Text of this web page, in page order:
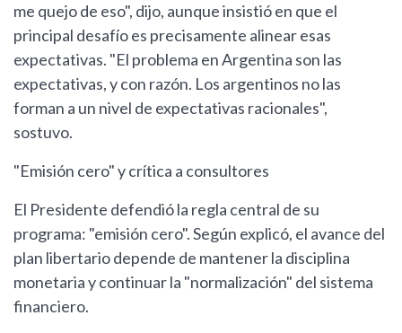
me quejo de eso", dijo, aunque insistió en que el
principal desafío es precisamente alinear esas
expectativas. "El problema en Argentina son las
expectativas, y con razón. Los argentinos no las
forman a un nivel de expectativas racionales",
sostuvo.
"Emisión cero" y crítica a consultores
El Presidente defendió la regla central de su
programa: "emisión cero". Según explicó, el avance del
plan libertario depende de mantener la disciplina
monetaria y continuar la "normalización" del sistema
financiero.